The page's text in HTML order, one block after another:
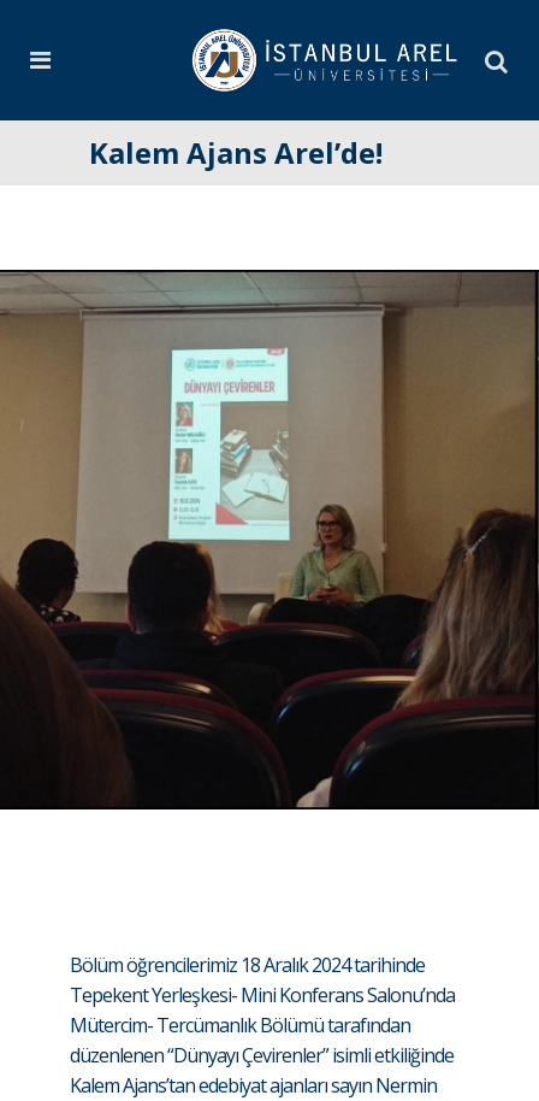
Kalem Ajans Arel’de!
Bölüm öğrencilerimiz 18 Aralık 2024 tarihinde
Tepekent Yerleşkesi- Mini Konferans Salonu’nda
Mütercim- Tercümanlık Bölümü tarafından
düzenlenen “Dünyayı Çevirenler” isimli etkiliğinde
Kalem Ajans’tan edebiyat ajanları sayın Nermin